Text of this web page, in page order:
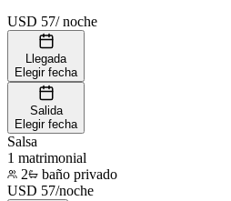
USD 57/noche
Llegada
Elegir fecha
Salida
Elegir fecha
Salsa
1 matrimonial
2
baño privado
USD 57/noche